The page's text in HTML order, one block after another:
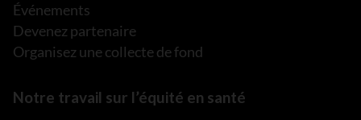
Événements
Devenez partenaire
Organisez une collecte de fond
Notre travail sur l’équité en santé